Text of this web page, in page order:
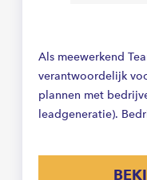
Als meewerkend
verantwoordelijk
plannen met
leadgeneratie).